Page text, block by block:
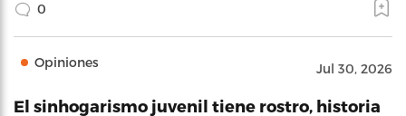
0
Opiniones Jul 30, 2026
El sinhogarismo juvenil tiene rostro, historia